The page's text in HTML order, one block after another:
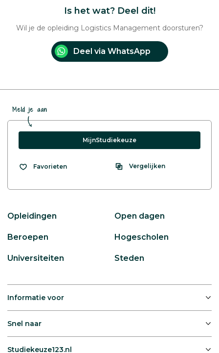
Is het wat? Deel dit!
Wil je de opleiding Logistics Management doorsturen?
Deel via WhatsApp
Meld je aan
MijnStudiekeuze
Favorieten Vergelijken
Opleidingen Open dagen
Beroepen Hogescholen
Universiteiten Steden
Informatie voor
Snel naar
Studiekeuze123.nl